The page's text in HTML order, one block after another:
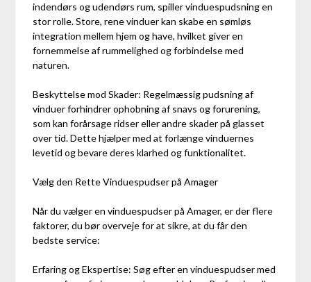
indendørs og udendørs rum, spiller vinduespudsning en
stor rolle. Store, rene vinduer kan skabe en sømløs
integration mellem hjem og have, hvilket giver en
fornemmelse af rummelighed og forbindelse med
naturen.
Beskyttelse mod Skader: Regelmæssig pudsning af
vinduer forhindrer ophobning af snavs og forurening,
som kan forårsage ridser eller andre skader på glasset
over tid. Dette hjælper med at forlænge vinduernes
levetid og bevare deres klarhed og funktionalitet.
Vælg den Rette Vinduespudser på Amager
Når du vælger en vinduespudser på Amager, er der flere
faktorer, du bør overveje for at sikre, at du får den
bedste service:
Erfaring og Ekspertise: Søg efter en vinduespudser med